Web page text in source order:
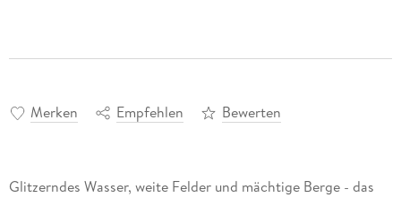
Merken Empfehlen Bewerten
Glitzerndes Wasser, weite Felder und mächtige Berge - das